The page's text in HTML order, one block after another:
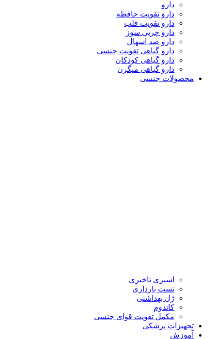
دارو
دارو تقویت حافظه
دارو تقویت قلب
دارو چربی سوز
دارو ضد اسهال
دارو گیاهی تقویت جنسی
دارو گیاهی کودکان
دارو گیاهی میگرن
محصولات جنسی
اسپری تاخیری
تست بارداری
ژل بهداشتی
کاندوم
مکمل تقویت قوای جنسی
تجهیزات پزشکی
آموزش